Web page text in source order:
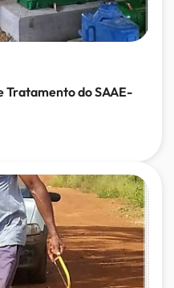
Tratamento do SAAE-